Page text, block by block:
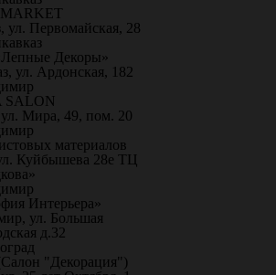
ул. Первомайская, 28
Декоры»
ул. Ардонская, 182
SALON
Мира, 49, пом. 20
материалов
Куйбышева 28е ТЦ
Интерьера»
ул. Большая
д.32
"Декорация")